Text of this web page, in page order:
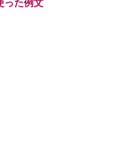
った例文